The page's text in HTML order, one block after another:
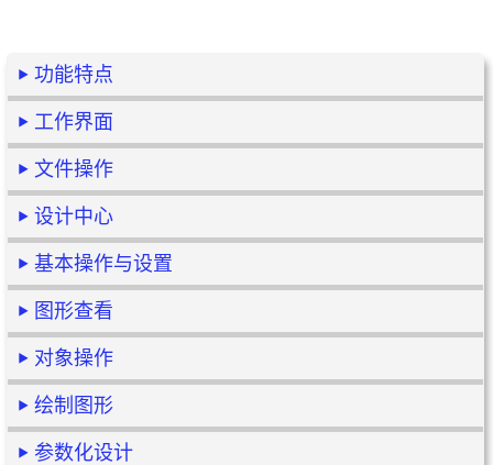
功能特点
工作界面
文件操作
设计中心
基本操作与设置
图形查看
对象操作
绘制图形
参数化设计